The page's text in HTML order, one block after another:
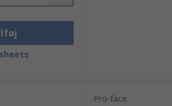
Pro-face